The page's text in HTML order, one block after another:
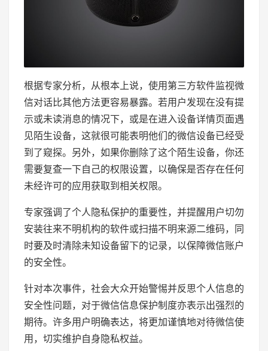
根据专家分析，从根本上说，使用第三方软件监视微
信对话比其他方法更容易暴露。若用户发现在没有提
示或未读消息的情况下，或是在进入设备详情页面遇
见陌生设备，这就很可能表明他们的微信设备已经受
到了窥探。另外，如果你删除了这个陌生设备，你还
需要复查一下自己的权限设置，以确保是否存在任何
未经许可的应用获取到相关权限。
专家强调了个人隐私保护的重要性，并提醒用户切勿
安装往来不明机构的软件或扫描不明来源二维码，同
时要及时清除未知设备留下的记录，以保障微信账户
的安全性。
针对本次事件，社会大众开始警惕并反思个人信息的
安全性问题，对于微信信息保护制度亦表示出强烈的
期待。许多用户明确表达，将更加谨慎地对待微信使
用，切实维护自身隐私权益。